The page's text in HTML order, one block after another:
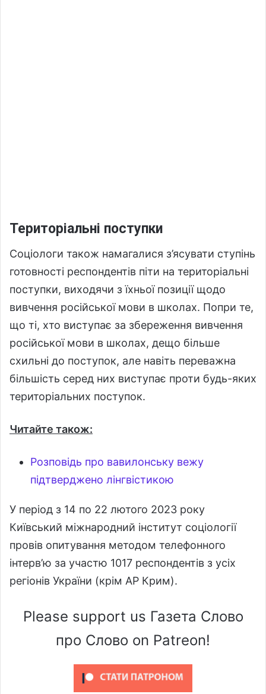
Територіальні поступки
Соціологи також намагалися з’ясувати ступінь
готовності респондентів піти на територіальні
поступки, виходячи з їхньої позиції щодо
вивчення російської мови в школах. Попри те,
що ті, хто виступає за збереження вивчення
російської мови в школах, дещо більше
схильні до поступок, але навіть переважна
більшість серед них виступає проти будь-яких
територіальних поступок.
Читайте також:
Розповідь про вавилонську вежу
підтверджено лінгвістикою
У період з 14 по 22 лютого 2023 року
Київський міжнародний інститут соціології
провів опитування методом телефонного
інтерв’ю за участю 1017 респондентів з усіх
регіонів України (крім АР Крим).
Please support us Газета Слово
про Слово on Patreon!